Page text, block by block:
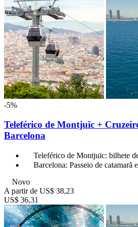
-5%
Teleférico de Montjuïc +
Barcelona
Teleférico de Montjuïc: bilhete
Barcelona: Passeio de catamarã
Novo
A partir de US$ 38,23
US$ 36,31